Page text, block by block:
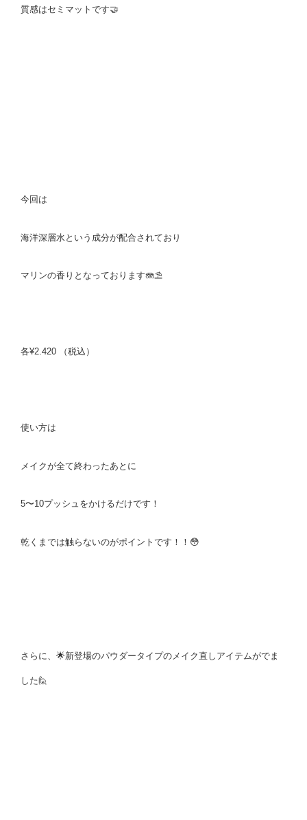
質感はセミマットです🤝
今回は
海洋深層水という成分が配合されており
マリンの香りとなっております🪼⛱️
各¥2.420 （税込）
使い方は
メイクが全て終わったあとに
5〜10プッシュをかけるだけです！
乾くまでは触らないのがポイントです！！😳
さらに、🌟新登場のパウダータイプのメイク直しアイテムがでま
した🙋